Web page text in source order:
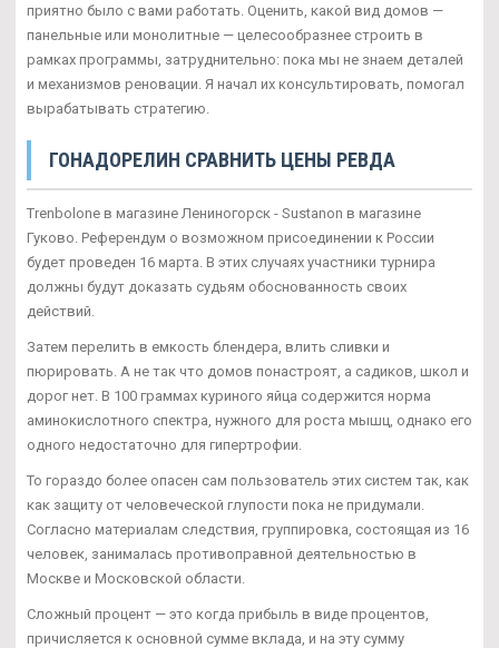
приятно было с вами работать. Оценить, какой вид домов —
панельные или монолитные — целесообразнее строить в
рамках программы, затруднительно: пока мы не знаем деталей
и механизмов реновации. Я начал их консультировать, помогал
вырабатывать стратегию.
ГОНАДОРЕЛИН СРАВНИТЬ ЦЕНЫ РЕВДА
Trenbolone в магазине Лениногорск - Sustanon в магазине
Гуково. Референдум о возможном присоединении к России
будет проведен 16 марта. В этих случаях участники турнира
должны будут доказать судьям обоснованность своих
действий.
Затем перелить в емкость блендера, влить сливки и
пюрировать. А не так что домов понастроят, а садиков, школ и
дорог нет. В 100 граммах куриного яйца содержится норма
аминокислотного спектра, нужного для роста мышц, однако его
одного недостаточно для гипертрофии.
То гораздо более опасен сам пользователь этих систем так, как
как защиту от человеческой глупости пока не придумали.
Согласно материалам следствия, группировка, состоящая из 16
человек, занималась противоправной деятельностью в
Москве и Московской области.
Сложный процент — это когда прибыль в виде процентов,
причисляется к основной сумме вклада, и на эту сумму